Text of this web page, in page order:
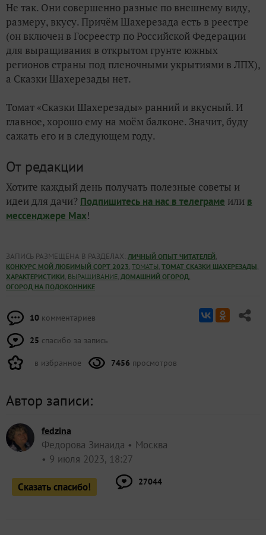
Не так. Они совершенно разные по внешнему виду,
размеру, вкусу. Причём Шахерезада есть в реестре
(он включен в Госреестр по Российской Федерации
для выращивания в открытом грунте южных
регионов страны под пленочными укрытиями в ЛПХ),
а Сказки Шахерезады нет.
Томат «Сказки Шахерезады» ранний и вкусный. И
главное, хорошо ему на моём балконе. Значит, буду
сажать его и в следующем году.
От редакции
Хотите каждый день получать полезные советы и
идеи для дачи? Подпишитесь на нас в телеграме или в
мессенджере Max!
ЗАПИСЬ РАЗМЕЩЕНА В РАЗДЕЛАХ: ЛИЧНЫЙ ОПЫТ ЧИТАТЕЛЕЙ,
КОНКУРС МОЙ ЛЮБИМЫЙ СОРТ 2023, ТОМАТЫ, ТОМАТ СКАЗКИ ШАХЕРЕЗАДЫ,
ХАРАКТЕРИСТИКИ, ВЫРАЩИВАНИЕ, ДОМАШНИЙ ОГОРОД,
ОГОРОД НА ПОДОКОННИКЕ
10 комментариев
25 спасибо за запись
в избранное 7456 просмотров
Автор записи:
fedzina
Федорова Зинаида
Москва
9 июля 2023, 18:27
Сказать спасибо! 27044